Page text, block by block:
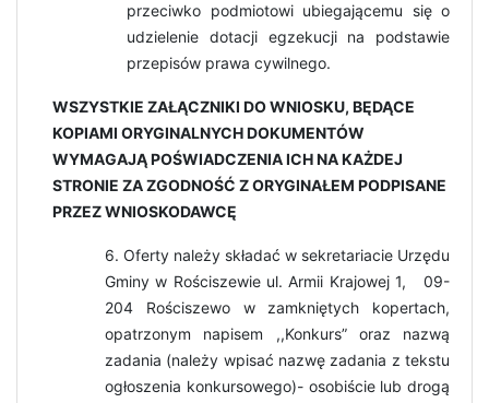
przeciwko podmiotowi ubiegającemu się o
udzielenie dotacji egzekucji na podstawie
przepisów prawa cywilnego.
WSZYSTKIE ZAŁĄCZNIKI DO WNIOSKU, BĘDĄCE
KOPIAMI ORYGINALNYCH DOKUMENTÓW
WYMAGAJĄ POŚWIADCZENIA ICH NA KAŻDEJ
STRONIE ZA ZGODNOŚĆ Z ORYGINAŁEM PODPISANE
PRZEZ WNIOSKODAWCĘ
6. Oferty należy składać w sekretariacie Urzędu
Gminy w Rościszewie ul. Armii Krajowej 1, 09-
204 Rościszewo w zamkniętych kopertach,
opatrzonym napisem ,,Konkurs” oraz nazwą
zadania (należy wpisać nazwę zadania z tekstu
ogłoszenia konkursowego)- osobiście lub drogą